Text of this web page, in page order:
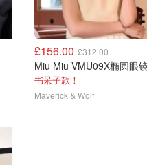
£156.00 £312.00
Miu Miu VMU09X椭圆眼
书呆子款！
Maverick & Wolf